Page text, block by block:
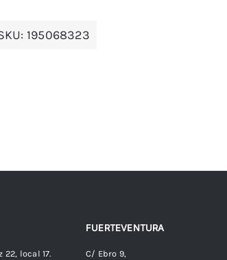
195068323
local 17.
FUERTEVENTURA
C/ Ebro 9,